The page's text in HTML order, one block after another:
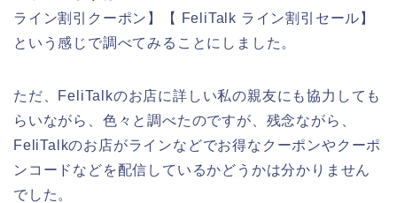
ライン割引クーポン】【 FeliTalk ライン割引セール】
という感じで調べてみることにしました。
ただ、FeliTalkのお店に詳しい私の親友にも協力しても
らいながら、色々と調べたのですが、残念ながら、
FeliTalkのお店がラインなどでお得なクーポンやクーポ
ンコードなどを配信しているかどうかは分かりません
でした。